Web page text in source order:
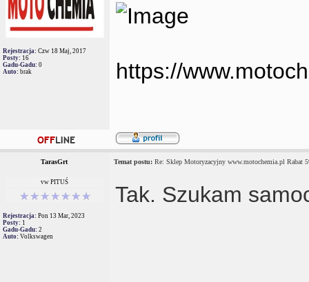
Rejestracja: Czw 18 Maj, 2017
Posty: 16
Gadu-Gadu: 0
Auto: brak https://
TarasGrt Temat postu: Re: Sklep Motoryzacyjny www.motochemia.pl Rabat
vw PITUŚ
Rejestracja: Pon 13 Mar, 2023
Posty: 1
Gadu-Gadu: 2
Auto: Volkswagen
Tak. Szukam